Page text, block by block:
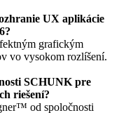
UX aplikácie
grafickým
vo vysokom rozlíšení.
SCHUNK pre
riešení?
od spoločnosti